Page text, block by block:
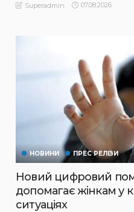
Superadmin 07.08.2026
НОВИНИ ПРЕС РЕЛІЗИ
Новий цифровий
допомагає жінкам у
ситуаціях